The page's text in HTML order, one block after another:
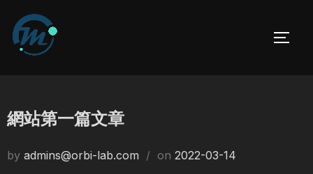
content
網站第一篇文章
by admins@orbi-lab.com on Posted
2022-03-14